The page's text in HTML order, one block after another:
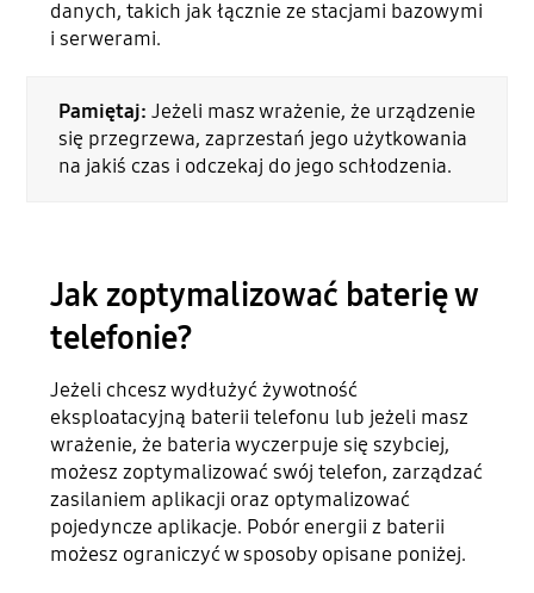
danych, takich jak łącznie ze stacjami bazowymi
i serwerami.
Pamiętaj: Jeżeli masz wrażenie, że urządzenie
się przegrzewa, zaprzestań jego użytkowania
na jakiś czas i odczekaj do jego schłodzenia.
Jak zoptymalizować baterię w
telefonie?
Jeżeli chcesz wydłużyć żywotność
eksploatacyjną baterii telefonu lub jeżeli masz
wrażenie, że bateria wyczerpuje się szybciej,
możesz zoptymalizować swój telefon, zarządzać
zasilaniem aplikacji oraz optymalizować
pojedyncze aplikacje. Pobór energii z baterii
możesz ograniczyć w sposoby opisane poniżej.